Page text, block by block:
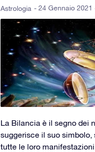
Astrologia - 24 Gennaio 2021
La Bilancia è il segno dei
suggerisce il suo
tutte le loro